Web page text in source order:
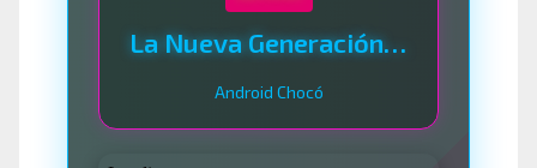
La Nueva Generación Del Sistema
Android Chocó